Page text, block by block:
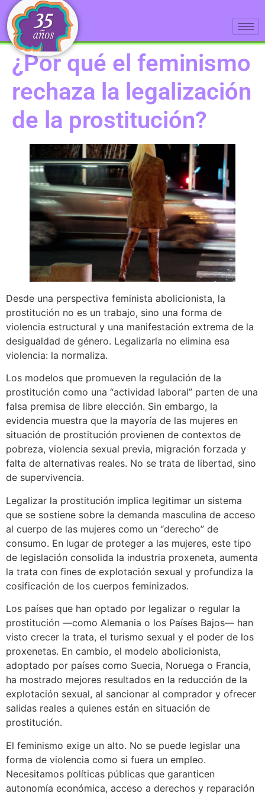
¿Por qué el feminismo
rechaza la legalización
de la prostitución?
Desde una perspectiva feminista abolicionista, la
prostitución no es un trabajo, sino una forma de
violencia estructural y una manifestación extrema de la
desigualdad de género. Legalizarla no elimina esa
violencia: la normaliza.
Los modelos que promueven la regulación de la
prostitución como una “actividad laboral” parten de una
falsa premisa de libre elección. Sin embargo, la
evidencia muestra que la mayoría de las mujeres en
situación de prostitución provienen de contextos de
pobreza, violencia sexual previa, migración forzada y
falta de alternativas reales. No se trata de libertad, sino
de supervivencia.
Legalizar la prostitución implica legitimar un sistema
que se sostiene sobre la demanda masculina de acceso
al cuerpo de las mujeres como un “derecho” de
consumo. En lugar de proteger a las mujeres, este tipo
de legislación consolida la industria proxeneta, aumenta
la trata con fines de explotación sexual y profundiza la
cosificación de los cuerpos feminizados.
Los países que han optado por legalizar o regular la
prostitución —como Alemania o los Países Bajos— han
visto crecer la trata, el turismo sexual y el poder de los
proxenetas. En cambio, el modelo abolicionista,
adoptado por países como Suecia, Noruega o Francia,
ha mostrado mejores resultados en la reducción de la
explotación sexual, al sancionar al comprador y ofrecer
salidas reales a quienes están en situación de
prostitución.
El feminismo exige un alto. No se puede legislar una
forma de violencia como si fuera un empleo.
Necesitamos políticas públicas que garanticen
autonomía económica, acceso a derechos y reparación